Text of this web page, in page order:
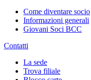
Come diventare socio
Informazioni generali
Giovani Soci BCC
Contatti
La sede
Trova filiale